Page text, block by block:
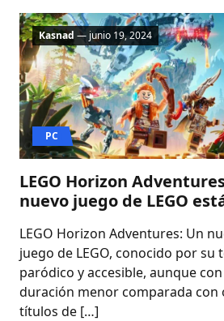
LEGO Horizon
nuevo juego de LEGO
LEGO Horizon Adventures: Un
juego de LEGO, conocido por su
paródico y accesible, aunque
duración menor comparada con
títulos de […]
PC
Kasnad — junio 19, 2024